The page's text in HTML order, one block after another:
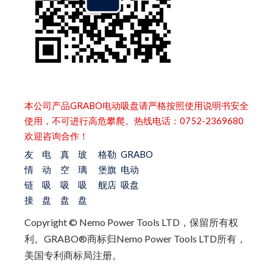
本公司产品GRABO电动吸盘请严格按照使用说明书安全
使用，不可进行高危攀爬。热线电话：0752-2369680
欢迎咨询合作！
友
情
链
接
电
动
吸
盘
真
空
吸
盘
玻
璃
吸
盘
格勒
堡旗
舰店
GRABO
电动
吸盘
Copyright © Nemo Power Tools LTD，保留所有权
利。 GRABO®商标归Nemo Power Tools LTD所有，
美国专利商标局注册。